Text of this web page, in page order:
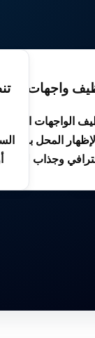
واجهات
الواجهات
لإظهار المحل بمظهر
وجذاب